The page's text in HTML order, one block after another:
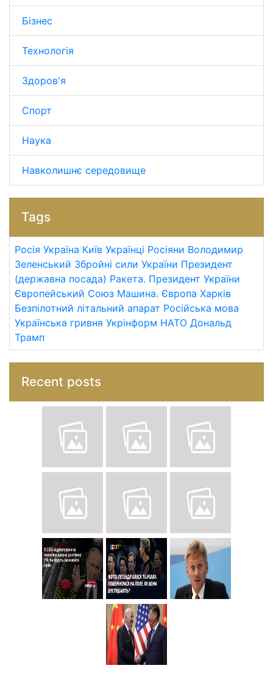
Бізнес
Технологія
Здоров'я
Спорт
Наука
Навколишнє середовище
Tags
Росія Україна Київ Українці Росіяни Володимир
Зеленський Збройні сили України Президент
(державна посада) Ракета. Президент України
Європейський Союз Машина. Європа Харків
Безпілотний літальний апарат Російська мова
Українська гривня Укрінформ НАТО Дональд
Трамп
Recent posts